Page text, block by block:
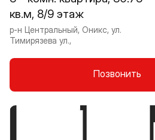
кв.м, 8/9 этаж
р-н Центральный, Оникс, ул.
Тимирязева ул.,
Позвонить